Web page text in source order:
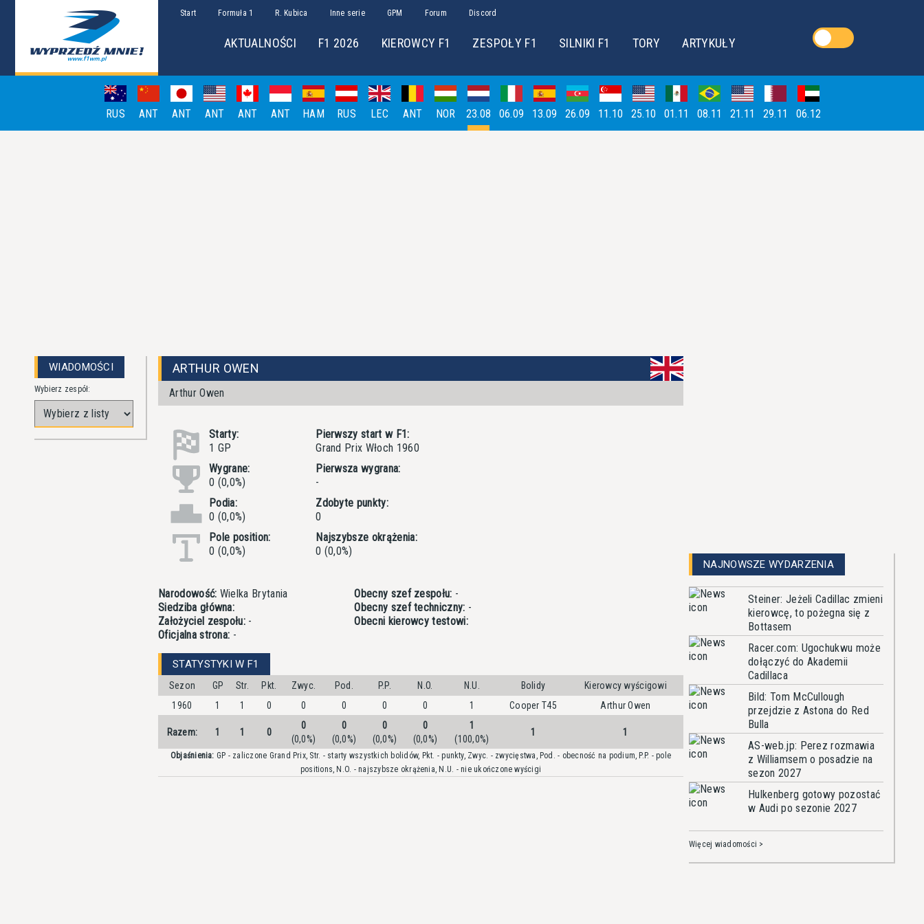
Start Formuła 1 R. Kubica Inne serie GPM Forum Discord
AKTUALNOŚCI F1 2026 KIEROWCY F1 ZESPOŁY F1 SILNIKI F1 TORY ARTYKUŁY
RUS ANT ANT ANT ANT ANT HAM RUS LEC ANT NOR 23.08 06.09 13.09 26.09 11.10 25.10 01.11 08.11 21.11 29.11 06.12
WIADOMOŚCI
Wybierz zespół:
ARTHUR OWEN
Arthur Owen
Starty:
1 GP
Pierwszy start w F1:
Grand Prix Włoch 1960
Wygrane:
0 (0,0%)
Pierwsza wygrana:
-
Podia:
0 (0,0%)
Zdobyte punkty:
0
Pole position:
0 (0,0%)
Najszybsze okrążenia:
0 (0,0%)
Narodowość: Wielka Brytania
Siedziba główna:
Założyciel zespołu: -
Oficjalna strona: -
Obecny szef zespołu: -
Obecny szef techniczny: -
Obecni kierowcy testowi:
STATYSTYKI W F1
Sezon GP Str. Pkt. Zwyc. Pod. P.P. N.O. N.U. Bolidy
Kierowcy wyścigowi
1960
1 1 0 0 0 0 0 1 Cooper T45 Arthur Owen
Razem: 1 1 0
0
(0,0%)
0
(0,0%)
0
(0,0%)
0
(0,0%)
1
(100,0%)
1 1
Objaśnienia: GP - zaliczone Grand Prix, Str. - starty wszystkich bolidów, Pkt. - punkty, Zwyc. - zwycięstwa, Pod. - obecność na podium, P.P. - pole
positions, N.O. - najszybsze okrążenia, N.U. - nie ukończone wyścigi
NAJNOWSZE WYDARZENIA
Steiner: Jeżeli Cadillac zmieni
kierowcę, to pożegna się z
Bottasem
Racer.com: Ugochukwu może
dołączyć do Akademii
Cadillaca
Bild: Tom McCullough
przejdzie z Astona do Red
Bulla
AS-web.jp: Perez rozmawia
z Williamsem o posadzie na
sezon 2027
Hulkenberg gotowy pozostać
w Audi po sezonie 2027
Więcej wiadomości >